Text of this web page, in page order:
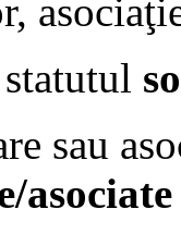
sau
asociate